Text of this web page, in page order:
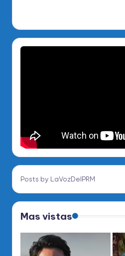
Posts by LaVozDelPRM
Mas vistas